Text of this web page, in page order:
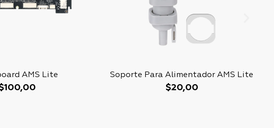
AMS Lite
100,00
Soporte Para Alimentador AMS Lite
$20,00